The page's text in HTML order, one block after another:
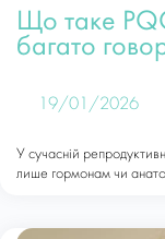
Що таке
багато
19/01/2026
У сучасній
лише гормонам чи